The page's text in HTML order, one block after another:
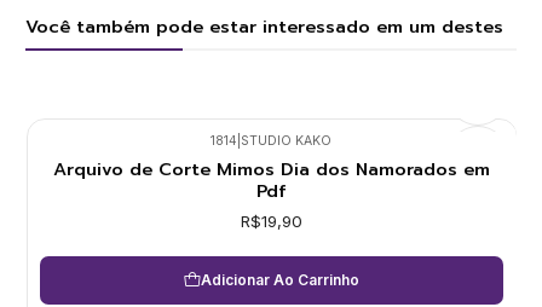
Você também pode estar interessado em um destes
1814 STUDIO KAKO
Arquivo de Corte Mimos Dia dos Namorados em
Pdf
R$19,90
Adicionar Ao Carrinho